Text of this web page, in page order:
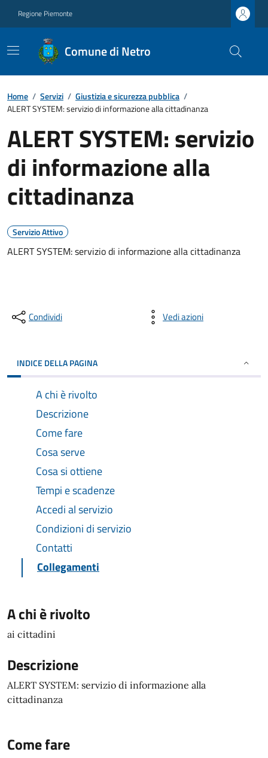
Regione Piemonte
Comune di Netro
Home / Servizi / Giustizia e sicurezza pubblica /
ALERT SYSTEM: servizio di informazione alla cittadinanza
ALERT SYSTEM: servizio
di informazione alla
cittadinanza
Servizio Attivo
ALERT SYSTEM: servizio di informazione alla cittadinanza
Condividi Vedi azioni
INDICE DELLA PAGINA
A chi è rivolto
Descrizione
Come fare
Cosa serve
Cosa si ottiene
Tempi e scadenze
Accedi al servizio
Condizioni di servizio
Contatti
Collegamenti
A chi è rivolto
ai cittadini
Descrizione
ALERT SYSTEM: servizio di informazione alla
cittadinanza
Come fare